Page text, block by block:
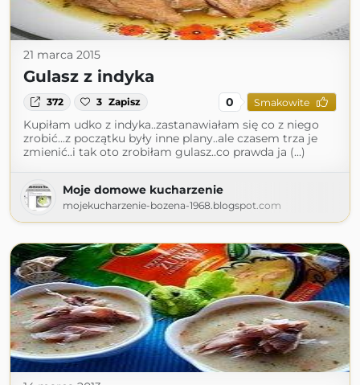
21 marca 2015
Gulasz z indyka
372 3 Zapisz 0 Smakowite
Kupiłam udko z indyka..zastanawiałam się co z niego
zrobić...z początku były inne plany..ale czasem trza je
zmienić..i tak oto zrobiłam gulasz..co prawda ja (...)
Moje domowe kucharzenie
mojekucharzenie-bozena-1968.blogspot.com